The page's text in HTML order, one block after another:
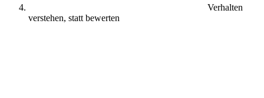
Verhalten
verstehen, statt bewerten